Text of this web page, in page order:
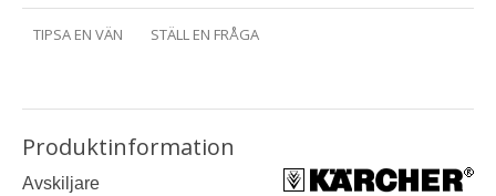
TIPSA EN VÄN STÄLL EN FRÅGA
Produktinformation
Avskiljare